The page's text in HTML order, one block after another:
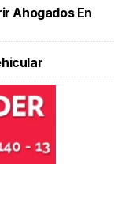
Ahogados En